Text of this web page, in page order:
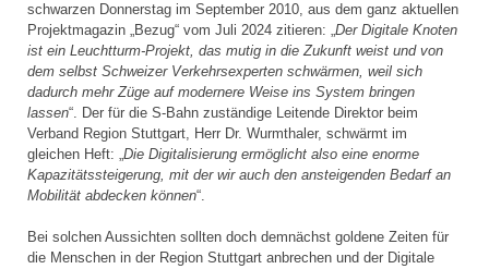
schwarzen Donnerstag im September 2010, aus dem ganz aktuellen
Projektmagazin „Bezug“ vom Juli 2024 zitieren: „Der Digitale Knoten
ist ein Leuchtturm-Projekt, das mutig in die Zukunft weist und von
dem selbst Schweizer Verkehrsexperten schwärmen, weil sich
dadurch mehr Züge auf modernere Weise ins System bringen
lassen“. Der für die S-Bahn zuständige Leitende Direktor beim
Verband Region Stuttgart, Herr Dr. Wurmthaler, schwärmt im
gleichen Heft: „Die Digitalisierung ermöglicht also eine enorme
Kapazitätssteigerung, mit der wir auch den ansteigenden Bedarf an
Mobilität abdecken können“.
Bei solchen Aussichten sollten doch demnächst goldene Zeiten für
die Menschen in der Region Stuttgart anbrechen und der Digitale